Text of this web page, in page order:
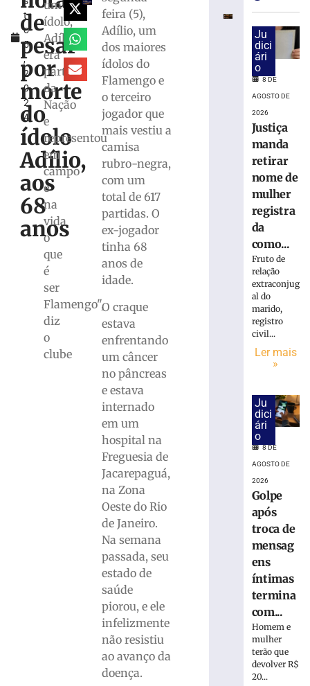
t
o
5
,
2
0
2
4
de
pesar
por
morte
do
ídolo
Adílio,
aos
68
anos
um
ídolo,
Adílio
era
parte
da
Nação
e
representou
em
campo
e
na
vida
o
que
é
ser
Flamengo",
diz
o
clube
feira (5),
Adílio, um
dos maiores
ídolos do
Flamengo e
o terceiro
jogador que
mais vestiu a
camisa
rubro-negra,
com um
total de 617
partidas. O
ex-jogador
tinha 68
anos de
idade.
O craque
estava
enfrentando
um câncer
no pâncreas
e estava
internado
em um
hospital na
Freguesia de
Jacarepaguá,
na Zona
Oeste do Rio
de Janeiro.
Na semana
passada, seu
estado de
saúde
piorou, e ele
infelizmente
não resistiu
ao avanço da
doença.
para
monitorar
eleições
TRE-
realiza
distribuição
18.860
urnas
eletrônicas
Cratera
abre
“engole”
roda
caminhão
Brusque
Ju
dici
ári
o
8 DE
AGOSTO DE
2026
Justiça
manda
retirar
nome de
mulher
registra
da
como...
Fruto de
relação
extraconjug
al do
marido,
registro
civil...
Ler mais
»
Ju
dici
ári
o
8 DE
AGOSTO DE
2026
Golpe
após
troca de
mensag
ens
íntimas
termina
com...
Homem e
mulher
terão que
devolver R$
20...